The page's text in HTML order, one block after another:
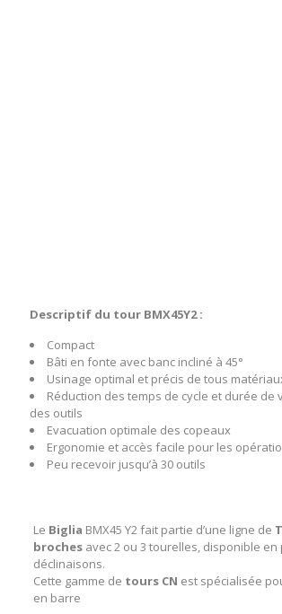
Descriptif du tour BMX45Y2 :
Compact
Bâti en fonte avec banc incliné à 45°
Usinage optimal et précis de tous
Réduction des temps de cycle et durée de
des outils
Evacuation optimale des copeaux
Ergonomie et accès facile pour les
Peu recevoir jusqu’à 30 outils
Le Biglia BMX45 Y2 fait partie d’une ligne de
brochesavec 2 ou 3 tourelles, disponible en
déclinaisons.
Cette gamme de tours CN est spécialisée
en barre